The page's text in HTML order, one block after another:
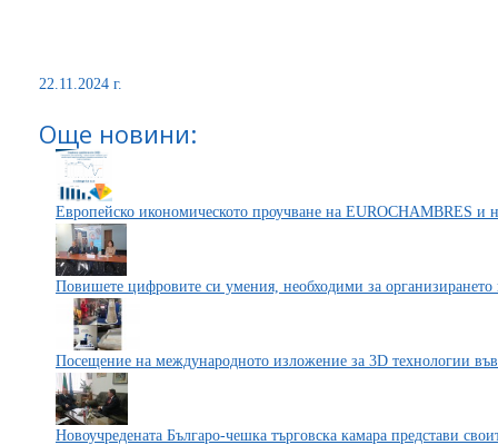
22.11.2024 г.
Още новини:
Европейско икономическото проучване на EUROCHAMBRES и
Повишете цифровите си умения, необходими за организирането
Посещение на международното изложение за 3D технологии
Новоучредената Българо-чешка търговска камара представи